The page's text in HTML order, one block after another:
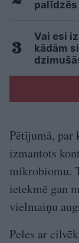
Vai esi
kādām
Pētījumā, par
izmantots
mikrobiomu.
ietekmē gan
vielmaiņu
Peles ar